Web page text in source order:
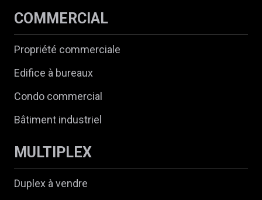
COMMERCIAL
Propriété commerciale
Edifice à bureaux
Condo commercial
Bâtiment industriel
MULTIPLEX
Duplex à vendre